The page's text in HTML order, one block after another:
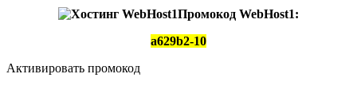
Промокод WebHost1:
a629b2-10
Активировать промокод